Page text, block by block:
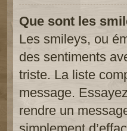
Que sont les
Les smileys, ou
des sentiments
triste. La liste
message.
rendre un